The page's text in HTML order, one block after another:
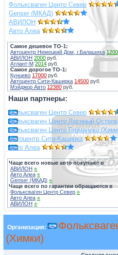
Фольксваген Центр Север
Genser (МКАД)
АВИЛОН
Авто Алеа
Самое дешевое ТО-1:
Автоцентр Немецкий Дом, г.Балашиха 1200
АВИЛОН 2000 руб.
Атлант-М 2014 руб.
Самое дорогое ТО-1:
Кунцево 17000 руб.
Автоцентр Сити-Каширка 14500 руб.
Мэйджор Авто 12380 руб.
Наши партнеры:
Фольксваген Центр Север
Фольксваген Центр Лосиный Остров
Фольксваген Центр Германика
Автоцентр Сити-Каширка
Авто Алеа
Чаще всего новые авто покупают в
АВИЛОН ⍟
Авто Алеа ⍟
Genser (МКАД) ⍟
Чаще всего по гарантии обращаются в
Фольксваген Центр Север ⍟
Авто Алеа ⍟
АВИЛОН ⍟
Организация:
(Химки)